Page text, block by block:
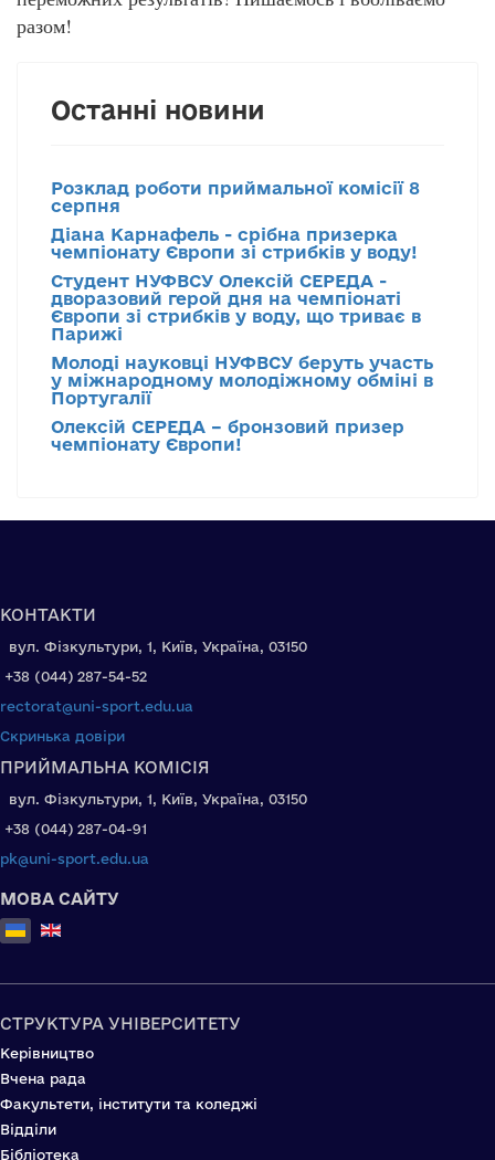
разом!
Останні новини
Розклад роботи приймальної комісії 8
серпня
Діана Карнафель - срібна призерка
чемпіонату Європи зі стрибків у воду!
Студент НУФВСУ Олексій СЕРЕДА -
дворазовий герой дня на чемпіонаті
Європи зі стрибків у воду, що триває в
Парижі
Молоді науковці НУФВСУ беруть участь
у міжнародному молодіжному обміні в
Португалії
Олексій СЕРЕДА – бронзовий призер
чемпіонату Європи!
КОНТАКТИ
вул. Фізкультури, 1, Київ, Україна, 03150
+38 (044) 287-54-52
rectorat@uni-sport.edu.ua
Скринька довіри
ПРИЙМАЛЬНА КОМІСІЯ
вул. Фізкультури, 1, Київ, Україна, 03150
+38 (044) 287-04-91
pk@uni-sport.edu.ua
МОВА САЙТУ
Оберіть свою мову
СТРУКТУРА УНІВЕРСИТЕТУ
Керівництво
Вчена рада
Факультети, інститути та коледжі
Відділи
Бібліотека